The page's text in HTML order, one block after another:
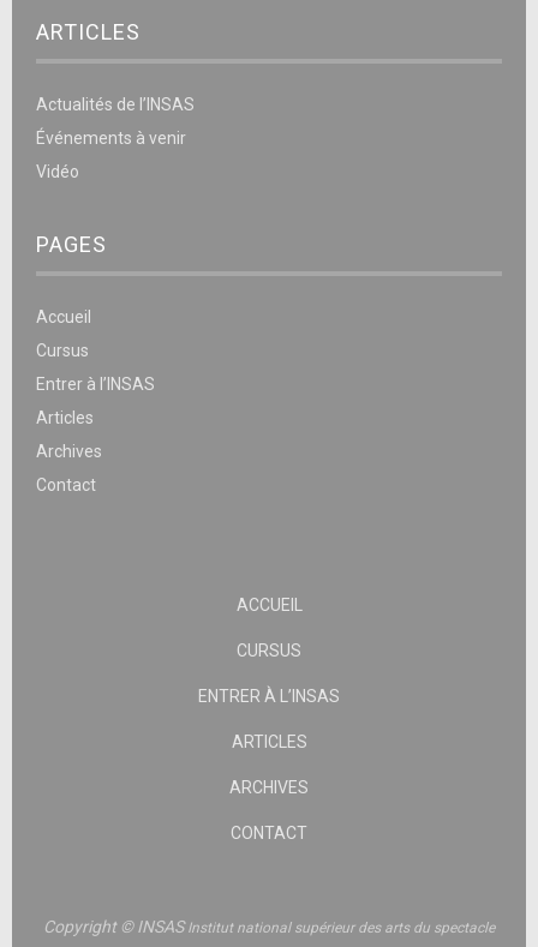
ARTICLES
Actualités de l’INSAS
Événements à venir
Vidéo
PAGES
Accueil
Cursus
Entrer à l’INSAS
Articles
Archives
Contact
ACCUEIL
CURSUS
ENTRER À L’INSAS
ARTICLES
ARCHIVES
CONTACT
Copyright © INSASInstitut national supérieur des arts du spectacle